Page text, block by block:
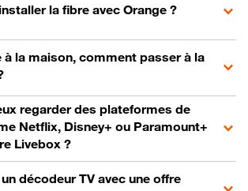
la fibre avec Orange ?
à la maison, comment passer à la
regarder des plateformes de
Netflix, Disney+ ou Paramount+
Livebox ?
décodeur TV avec une offre